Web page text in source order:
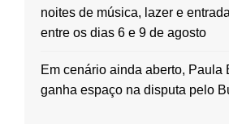
noites de música, lazer e
entre os dias 6 e 9 de agosto
Em cenário ainda aberto, Paula
ganha espaço na disputa pelo